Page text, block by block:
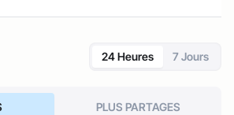
24 Heures 7 Jours
PLUS PARTAGES